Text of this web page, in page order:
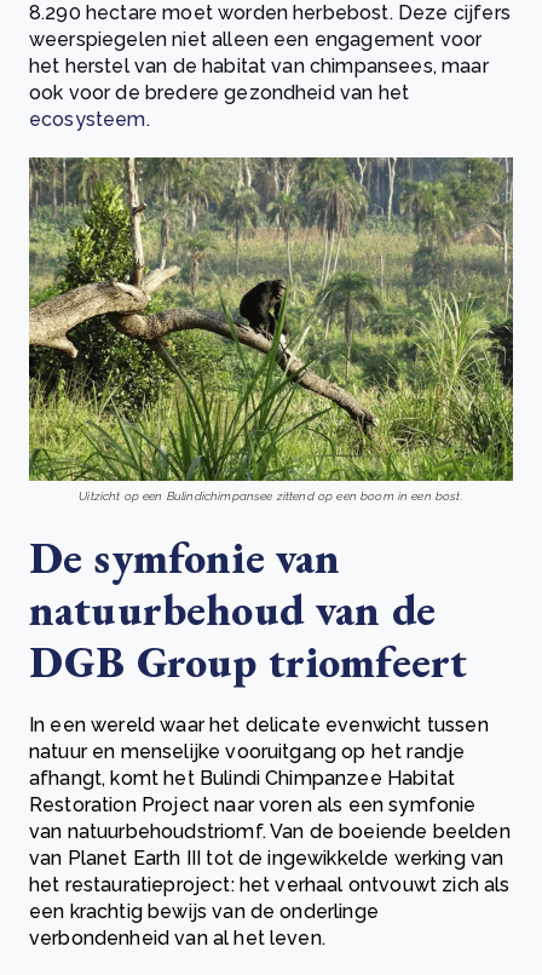
8.290 hectare moet worden herbebost. Deze cijfers
weerspiegelen niet alleen een engagement voor
het herstel van de habitat van chimpansees, maar
ook voor de bredere gezondheid van het
ecosysteem.
Uitzicht op een Bulindichimpansee zittend op een boom in een bost.
De symfonie van
natuurbehoud van de
DGB Group triomfeert
In een wereld waar het delicate evenwicht tussen
natuur en menselijke vooruitgang op het randje
afhangt, komt het Bulindi Chimpanzee Habitat
Restoration Project naar voren als een symfonie
van natuurbehoudstriomf. Van de boeiende beelden
van Planet Earth III tot de ingewikkelde werking van
het restauratieproject: het verhaal ontvouwt zich als
een krachtig bewijs van de onderlinge
verbondenheid van al het leven.